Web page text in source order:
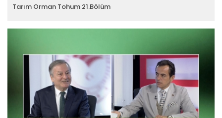
Tarım Orman Tohum 21.Bölüm